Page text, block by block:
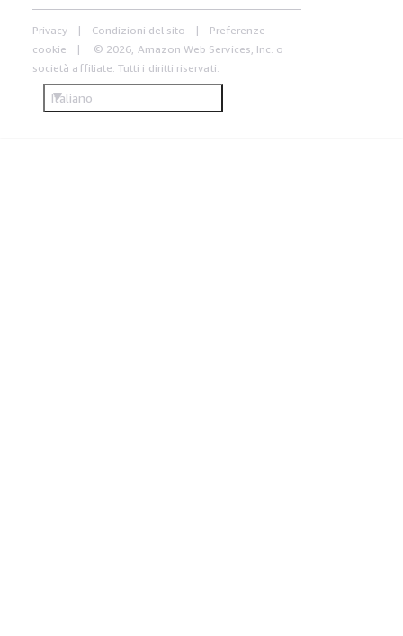
Privacy Condizioni del sito
Preferenze
cookie
© 2026, Amazon Web Services, Inc. o
società affiliate. Tutti i diritti riservati.
Italiano